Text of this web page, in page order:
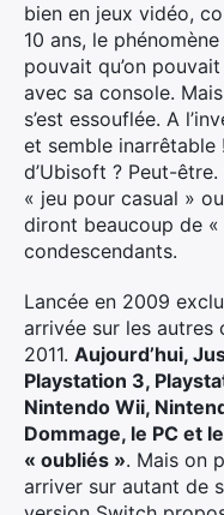
bien en jeux vidéo,
10 ans, le
pouvait qu’on
avec sa console.
s’est essouflée. A
et semble inarrêtable
d’Ubisoft ? Peut-
« jeu pour casual »
diront beaucoup de
condescendants.
Lancée en 2009
arrivée sur les
2011. Aujourd’hui,
Playstation 3,
Nintendo Wii,
Dommage, le PC et
« oubliés ». Mais on
arriver sur autant de